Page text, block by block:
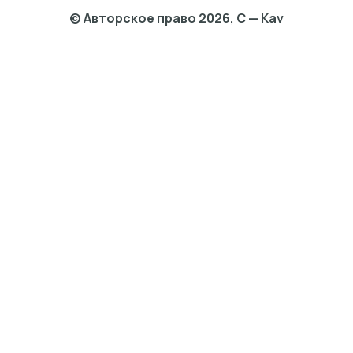
© Авторское право 2026, C — Kav